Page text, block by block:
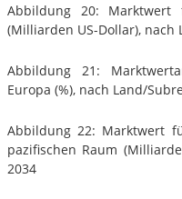
Abbildung 20: Marktwert
(Milliarden US-Dollar), nach
Abbildung 21:
Europa (%), nach Land/
Abbildung 22: Marktwert
pazifischen Raum
2034